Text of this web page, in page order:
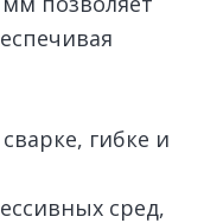
гибке и
сред,